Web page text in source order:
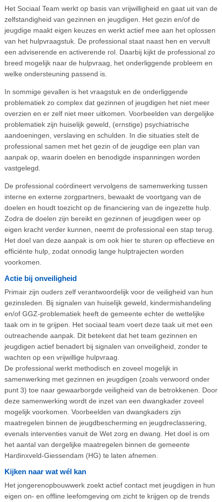
Het Sociaal Team werkt op basis van vrijwilligheid en gaat uit van de
zelfstandigheid van gezinnen en jeugdigen. Het gezin en/of de
jeugdige maakt eigen keuzes en werkt actief mee aan het oplossen
van het hulpvraagstuk. De professional staat naast hen en vervult
een adviserende en activerende rol. Daarbij kijkt de professional zo
breed mogelijk naar de hulpvraag, het onderliggende probleem en
welke ondersteuning passend is.
In sommige gevallen is het vraagstuk en de onderliggende
problematiek zo complex dat gezinnen of jeugdigen het niet meer
overzien en er zelf niet meer uitkomen. Voorbeelden van dergelijke
problematiek zijn huiselijk geweld, (ernstige) psychiatrische
aandoeningen, verslaving en schulden. In die situaties stelt de
professional samen met het gezin of de jeugdige een plan van
aanpak op, waarin doelen en benodigde inspanningen worden
vastgelegd.
De professional coördineert vervolgens de samenwerking tussen
interne en externe zorgpartners, bewaakt de voortgang van de
doelen en houdt toezicht op de financiering van de ingezette hulp.
Zodra de doelen zijn bereikt en gezinnen of jeugdigen weer op
eigen kracht verder kunnen, neemt de professional een stap terug.
Het doel van deze aanpak is om ook hier te sturen op effectieve en
efficiënte hulp, zodat onnodig lange hulptrajecten worden
voorkomen.
Actie bij onveiligheid
Primair zijn ouders zelf verantwoordelijk voor de veiligheid van hun
gezinsleden. Bij signalen van huiselijk geweld, kindermishandeling
en/of GGZ-problematiek heeft de gemeente echter de wettelijke
taak om in te grijpen. Het sociaal team voert deze taak uit met een
outreachende aanpak. Dit betekent dat het team gezinnen en
jeugdigen actief benadert bij signalen van onveiligheid, zonder te
wachten op een vrijwillige hulpvraag.
De professional werkt methodisch en zoveel mogelijk in
samenwerking met gezinnen en jeugdigen (zoals verwoord onder
punt 3) toe naar gewaarborgde veiligheid van de betrokkenen. Door
deze samenwerking wordt de inzet van een dwangkader zoveel
mogelijk voorkomen. Voorbeelden van dwangkaders zijn
maatregelen binnen de jeugdbescherming en jeugdreclassering,
evenals interventies vanuit de Wet zorg en dwang. Het doel is om
het aantal van dergelijke maatregelen binnen de gemeente
Hardinxveld-Giessendam (HG) te laten afnemen.
Kijken naar wat wél kan
Het jongerenopbouwwerk zoekt actief contact met jeugdigen in hun
eigen on- en offline leefomgeving om zicht te krijgen op de trends